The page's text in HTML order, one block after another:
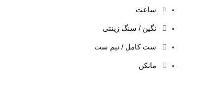
ساعت
نگین / سنگ زینتی
ست کامل / نیم ست
مانکن